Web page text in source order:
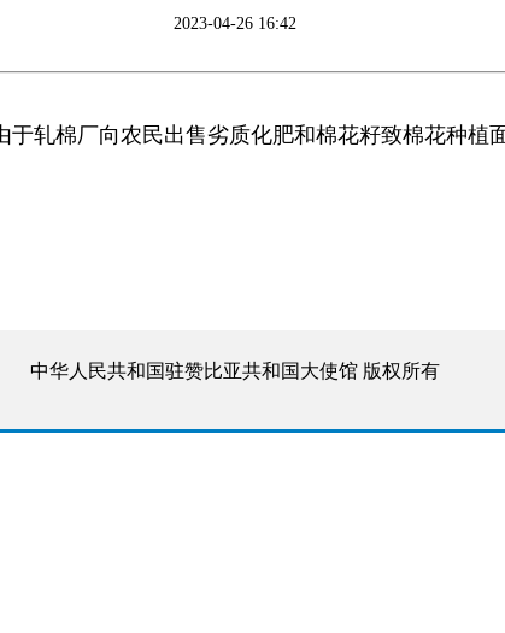
2023-04-26 16:42
于轧棉厂向农民出售劣质化肥和棉花籽致棉花种植
中华人民共和国驻赞比亚共和国大使馆 版权所有